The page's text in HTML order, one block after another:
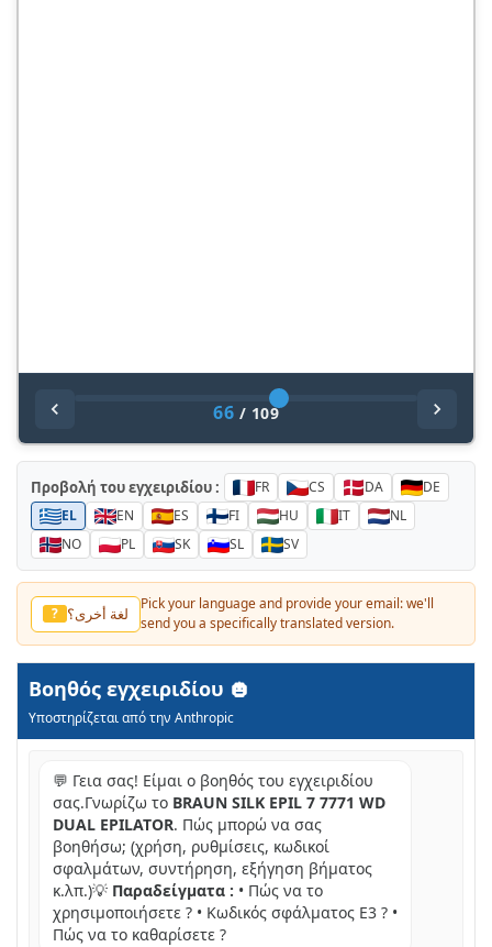
66 / 109
Προβολή του εγχειριδίου : FR CS DA
DE
EL
EN ES FI HU IT
NL
NO
PL SK SL SV
? لغة أخرى؟
Pick your language and provide your email: we'll
send you a specifically translated version.
Βοηθός εγχειριδίου
Υποστηρίζεται από την Anthropic
💬 Γεια σας! Είμαι ο βοηθός του εγχειριδίου
σας.Γνωρίζω το BRAUN SILK EPIL 7 7771 WD
DUAL EPILATOR. Πώς μπορώ να σας
βοηθήσω; (χρήση, ρυθμίσεις, κωδικοί
σφαλμάτων, συντήρηση, εξήγηση βήματος
κ.λπ.)💡 Παραδείγματα : • Πώς να το
χρησιμοποιήσετε ? • Κωδικός σφάλματος E3 ? •
Πώς να το καθαρίσετε ?